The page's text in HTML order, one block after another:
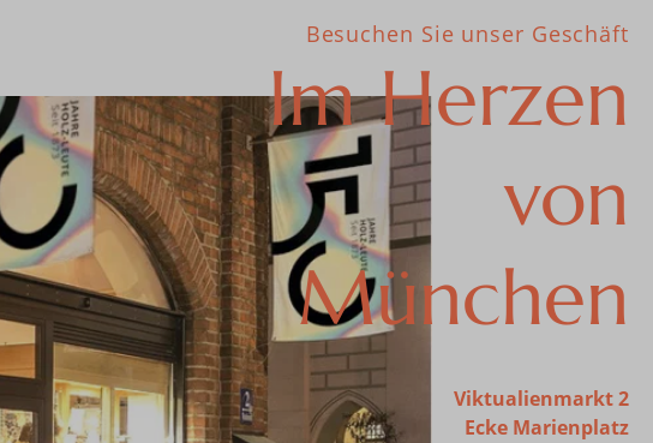
Besuchen Sie unser Geschäft
Im Herzen
von
München
Viktualienmarkt 2
Ecke Marienplatz